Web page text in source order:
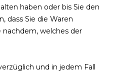
haben oder bis Sie den
dass Sie die Waren
nachdem, welches der
und in jedem Fall